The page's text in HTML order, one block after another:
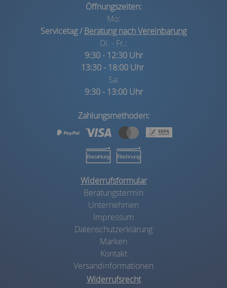
Öffnungszeiten:
Mo:
Servicetag /Beratung nach Vereinbarung
Di. - Fr.:
9:30 - 12:30 Uhr
13:30 - 18:00 Uhr
Sa:
9:30 - 13:00 Uhr
Zahlungsmethoden:
Widerrufsformular
Beratungstermin
Unternehmen
Impressum
Datenschutzerklärung
Marken
Kontakt
Versandinformationen
Widerrufsrecht